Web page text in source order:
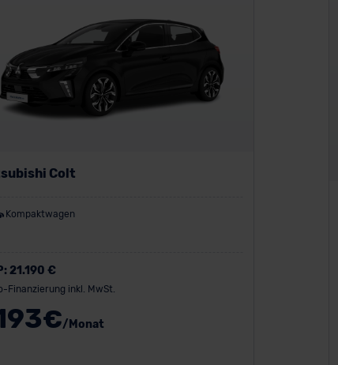
Colt
Kompaktwagen
21.190 €
Finanzierung inkl. MwSt.
€/Monat